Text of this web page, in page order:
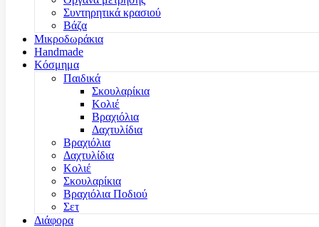
Συντηρητικά κρασιού
Βάζα
Μικροδωράκια
Handmade
Κόσμημα
Παιδικά
Σκουλαρίκια
Κολιέ
Βραχιόλια
Δαχτυλίδια
Βραχιόλια
Δαχτυλίδια
Κολιέ
Σκουλαρίκια
Βραχιόλια Ποδιού
Σετ
Διάφορα